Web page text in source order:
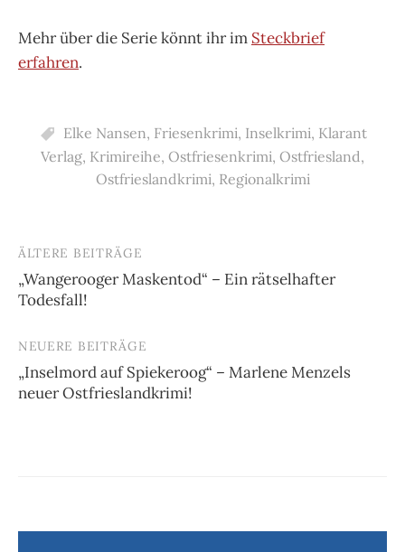
Mehr über die Serie könnt ihr im Steckbrief
erfahren.
Elke Nansen, Friesenkrimi, Inselkrimi, Klarant
Verlag, Krimireihe, Ostfriesenkrimi, Ostfriesland,
Ostfrieslandkrimi, Regionalkrimi
Beitragsnavigation
ÄLTERE BEITRÄGE
„Wangerooger Maskentod“ – Ein rätselhafter
Todesfall!
NEUERE BEITRÄGE
„Inselmord auf Spiekeroog“ – Marlene Menzels
neuer Ostfrieslandkrimi!